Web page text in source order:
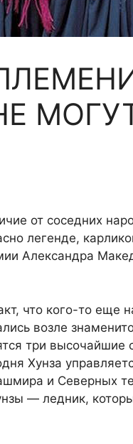
от соседних
легенде,
Александра
что кого-то еще
возле
три
Хунза
и Северных
— ледник,